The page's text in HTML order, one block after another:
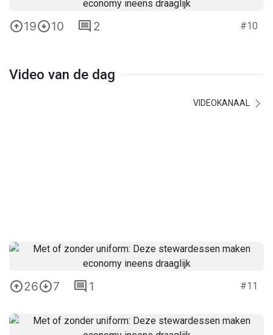
19 10 2 #10
Video van de dag
VIDEOKANAAL
26 7 1 #11